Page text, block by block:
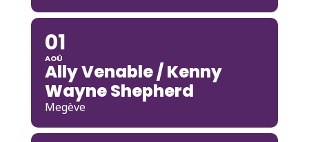
01
AOÛ
Ally Venable / Kenny
Wayne Shepherd
Megève